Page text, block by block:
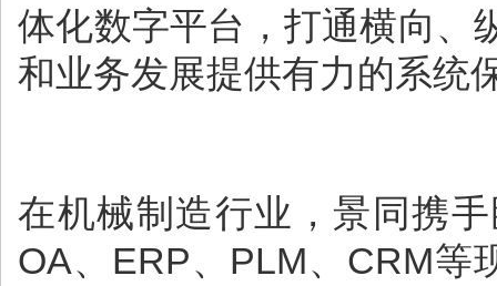
体化数字平台，打通横向、
和业务发展提供有力的系统
在机械制造行业，景同携
OA、ERP、PLM、CRM等